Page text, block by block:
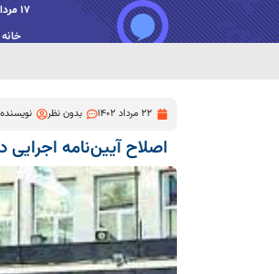
17 مرداد 1405
خانه
22 مرداد 1402 بدون نظر
اصلاح آیین‌نامه اجرایی